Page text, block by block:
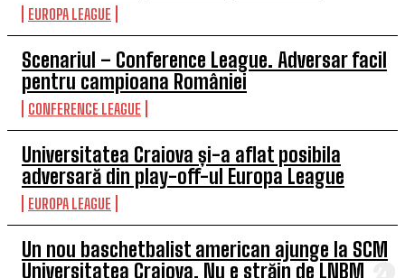
EUROPA LEAGUE
Scenariul – Conference League. Adversar facil
pentru campioana României
CONFERENCE LEAGUE
Universitatea Craiova și-a aflat posibila
adversară din play-off-ul Europa League
EUROPA LEAGUE
Un nou baschetbalist american ajunge la SCM
Universitatea Craiova. Nu e străin de LNBM